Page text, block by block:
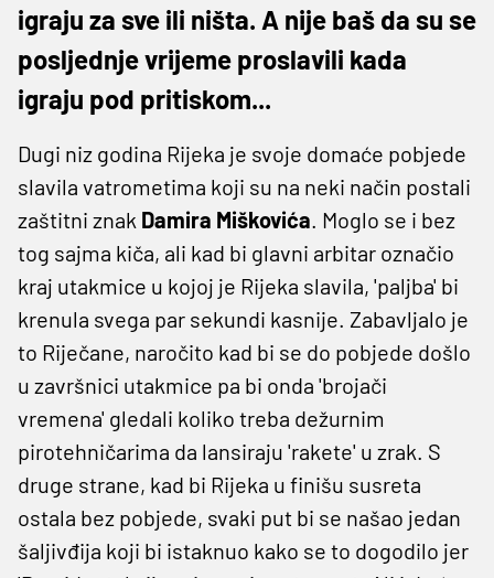
igraju za sve ili ništa. A nije baš da su se
posljednje vrijeme proslavili kada
igraju pod pritiskom...
Dugi niz godina Rijeka je svoje domaće pobjede
slavila vatrometima koji su na neki način postali
zaštitni znak Damira Miškovića. Moglo se i bez
tog sajma kiča, ali kad bi glavni arbitar označio
kraj utakmice u kojoj je Rijeka slavila, 'paljba' bi
krenula svega par sekundi kasnije. Zabavljalo je
to Riječane, naročito kad bi se do pobjede došlo
u završnici utakmice pa bi onda 'brojači
vremena' gledali koliko treba dežurnim
pirotehničarima da lansiraju 'rakete' u zrak. S
druge strane, kad bi Rijeka u finišu susreta
ostala bez pobjede, svaki put bi se našao jedan
šaljivđija koji bi istaknuo kako se to dogodilo jer